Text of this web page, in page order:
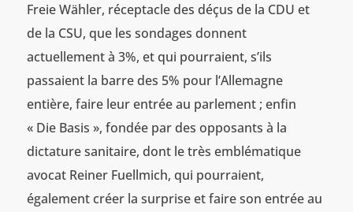
Freie Wähler, réceptacle des déçus de la CDU et
de la CSU, que les sondages donnent
actuellement à 3%, et qui pourraient, s’ils
passaient la barre des 5% pour l’Allemagne
entière, faire leur entrée au parlement ; enfin
« Die Basis », fondée par des opposants à la
dictature sanitaire, dont le très emblématique
avocat Reiner Fuellmich, qui pourraient,
également créer la surprise et faire son entrée au